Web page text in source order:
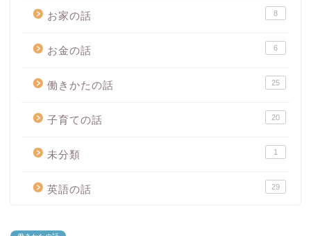
お家の話 8
お金の話 6
働きかたの話 25
子育ての話 20
未分類 1
英語の話 29